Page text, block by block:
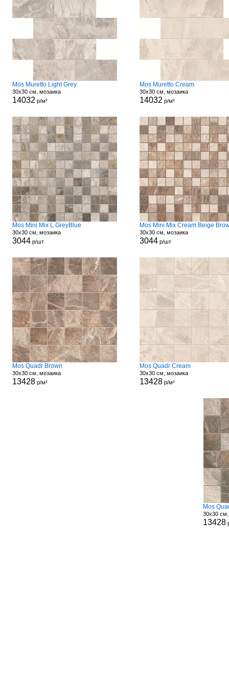
Mos Muretto Light Grey
30x30 см, мозаика
14032 р/м²
Mos Muretto Cream
30x30 см, мозаика
14032 р/м²
Mos Mini Mix L GreyBlue
30x30 см, мозаика
3044р/шт
Mos Mini Mix Cream Beige
30x30 см, мозаика
3044р/шт
Mos Quadr Brown
30x30 см, мозаика
13428р/м²
Mos Quadr Cream
30x30 см, мозаика
13428р/м²
Mos
30x30
13428